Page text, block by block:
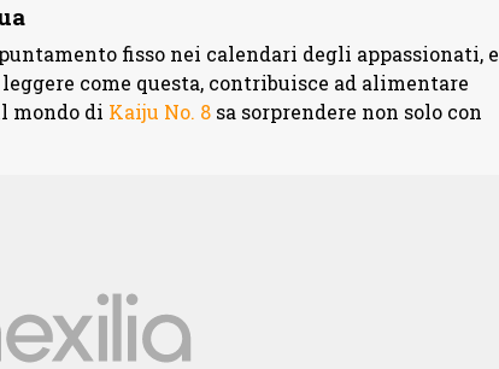
fisso nei calendari degli appassionati, e
come questa, contribuisce ad alimentare
mondo di Kaiju No. 8sa sorprendere non solo con